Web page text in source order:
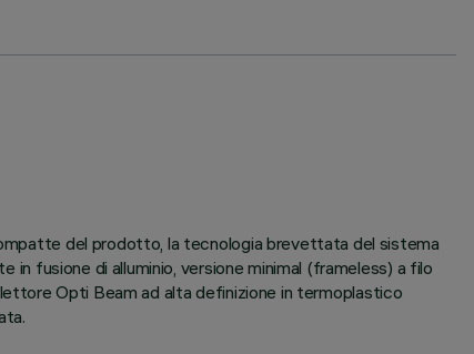
del prodotto, la tecnologia brevettata del sistema
fusione di alluminio, versione minimal (frameless) a filo
Opti Beam ad alta definizione in termoplastico